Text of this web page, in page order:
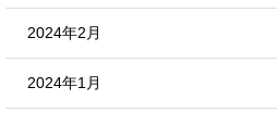
2024年2月
2024年1月